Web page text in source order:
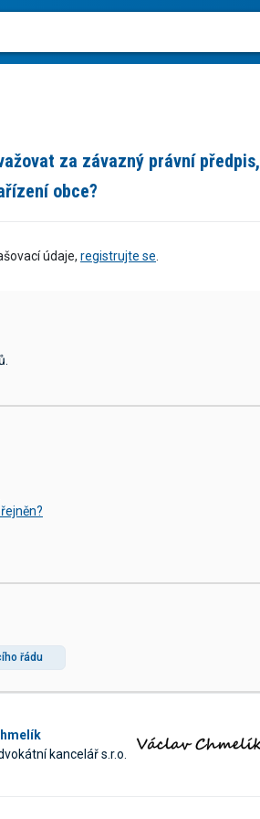
za závazný právní předpis,
obce?
údaje, registrujte se
řádu
kancelář s.r.o.